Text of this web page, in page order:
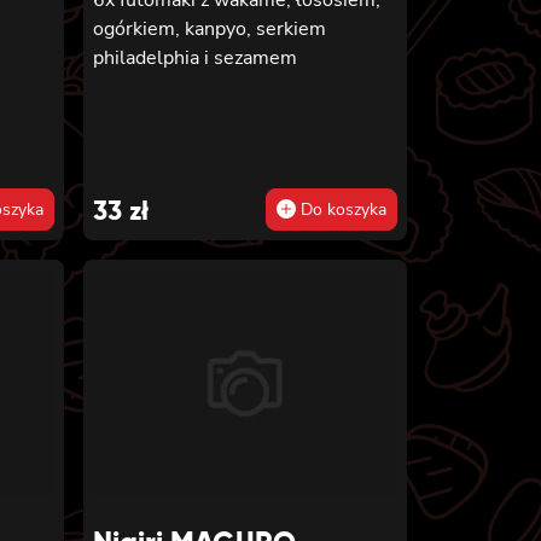
ogórkiem, kanpyo, serkiem
philadelphia i sezamem
33 zł Do koszyka